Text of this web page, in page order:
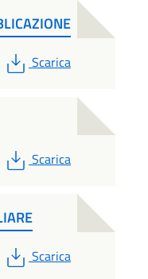
PDF
Scarica
PDF
Scarica
PDF
Scarica